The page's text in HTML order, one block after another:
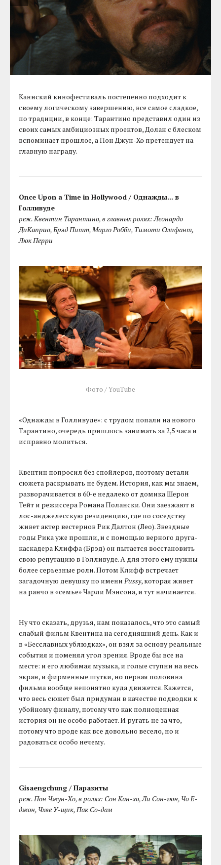
Каннский кинофестиваль постепенно подходит к
своему логическому завершению, все самое сладкое,
по традиции, в конце: Тарантино представил один из
своих самых амбициозных проектов, Долан с блеском
вспоминает прошлое, а Пон Джун-Хо претендует на
главную награду.
Once Upon a Time in Hollywood / Однажды... в
Голливуде
реж. Квентин Тарантино, в главных ролях: Леонардо
ДиКаприо, Брэд Питт, Марго Робби, Тимоти Олифант,
Люк Перри
Фото / YouTube
«Однажды в Голливуде»: с трудом попали на нового
Тарантино, очередь пришлось занимать за 2,5 часа и
исправно молиться.
Квентин попросил без спойлеров, поэтому детали
сюжета раскрывать не будем. История, как мы знаем,
разворачивается в 60-е недалеко от домика Шерон
Тейт и режиссера Романа Полански. Они заезжают в
лос-анджелесскую резиденцию, где по соседству
живет актер вестернов Рик Далтон (Лео). Звездные
годы Рика уже прошли, и с помощью верного друга-
каскадера Клиффа (Брэд) он пытается восстановить
свою репутацию в Голливуде. А для этого ему нужны
более серьезные роли. Потом Клифф встречает
загадочную девушку по имениPussy, которая живет
на ранчо в «семье» Чарли Мэнсона, и тут начинается.
Ну что сказать, друзья, нам показалось, что это самый
слабый фильм Квентина на сегодняшний день. Как и
в «Бесславных ублюдках», он взял за основу реальные
события и поменял угол зрения. Вроде бы все на
месте: и его любимая музыка, и голые ступни на весь
экран, и фирменные шутки, но первая половина
фильма вообще непонятно куда движется. Кажется,
что весь сюжет был придуман в качестве подводки к
убойному финалу, потому что как полноценная
история он не особо работает. И ругать не за что,
потому что вроде как все довольно весело, но и
радоваться особо нечему.
Gisaengchung / Паразиты
реж. Пон Чжун-Хо, в ролях: Сон Кан-хо, Ли Сон-гюн, Чо Ё-
джон, Чхве У-щик, Пак Со-дам